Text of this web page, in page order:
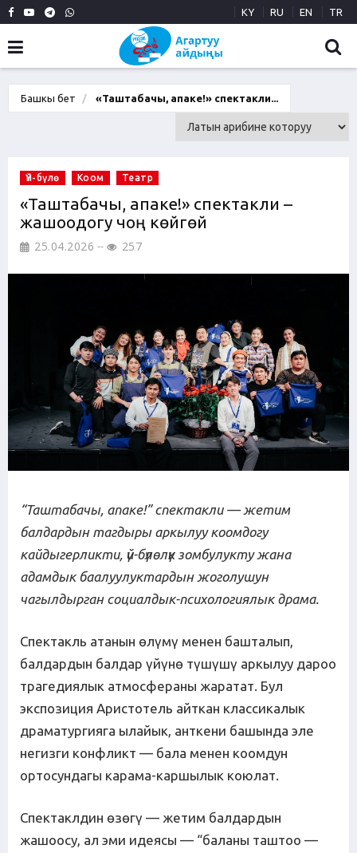
KY RU EN TR
Башкы бет «Таштабачы, апаке!» спектакли...
Үй-бүлө Коом Театр
«Таштабачы, апаке!» спектакли –
жашоодогу чоң көйгөй
25.04.2026 257
“Таштабачы, апаке!” спектакли — жетим
балдардын тагдыры аркылуу коомдогу
кайдыгерликти, үй-бүлөлүк зомбулукту жана
адамдык баалуулуктардын жоголушун
чагылдырган социалдык-психологиялык драма.
Спектакль атанын өлүмү менен башталып,
балдардын балдар үйүнө түшүшү аркылуу дароо
трагедиялык атмосфераны жаратат. Бул
экспозиция Аристотель айткан классикалык
драматургияга ылайык, анткени башында эле
негизги конфликт — бала менен коомдун
ортосундагы карама-каршылык коюлат.
Спектаклдин өзөгү — жетим балдардын
жашоосу, ал эми идеясы — “баланы таштоо —